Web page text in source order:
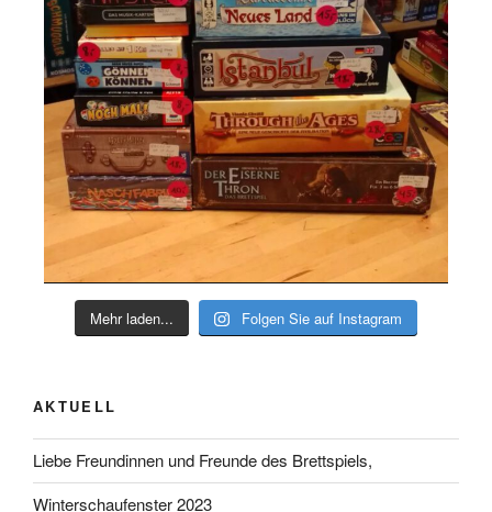
Mehr laden... Folgen Sie auf Instagram
AKTUELL
Liebe Freundinnen und Freunde des Brettspiels,
Winterschaufenster 2023